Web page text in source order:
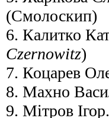
(Смолоскип)
6. Калитко
Czernowitz)
7. Коцарев
8. Махно
9. Мітров Ігор.